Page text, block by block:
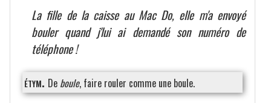
La fille de la caisse au Mac Do, elle m'a envoyé
bouler quand j'lui ai demandé son numéro de
téléphone !
étym. De boule, faire rouler comme une boule.